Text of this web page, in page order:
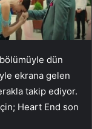
bölümüyle dün
ekrana gelen
takip ediyor.
Heart End son